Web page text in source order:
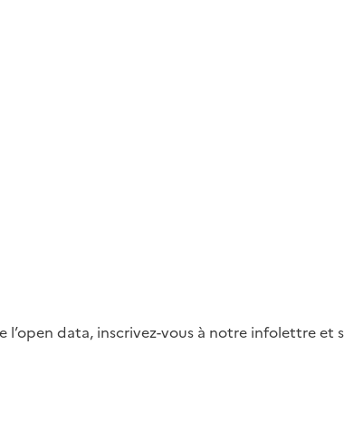
data, inscrivez-vous à notre infolettre et